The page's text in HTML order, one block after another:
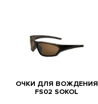
ОЧКИ ДЛЯ ВОЖДЕНИЯ
FS02 SOKOL